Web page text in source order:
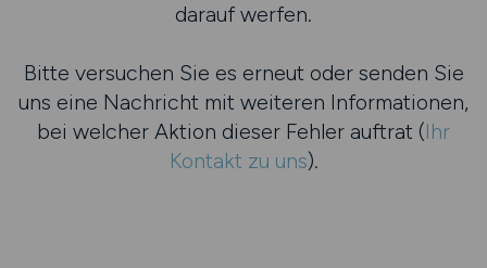
darauf werfen.
Bitte versuchen Sie es erneut oder senden Sie
uns eine Nachricht mit weiteren Informationen,
bei welcher Aktion dieser Fehler auftrat (Ihr
Kontakt zu uns).